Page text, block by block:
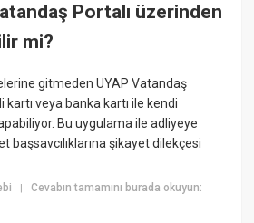
Portalı üzerinden
mi?
gitmeden UYAP Vatandaş
veya banka kartı ile kendi
Bu uygulama ile adliyeye
başsavcılıklarına şikayet dilekçesi
|Cevabın tamamını burada okuyun: